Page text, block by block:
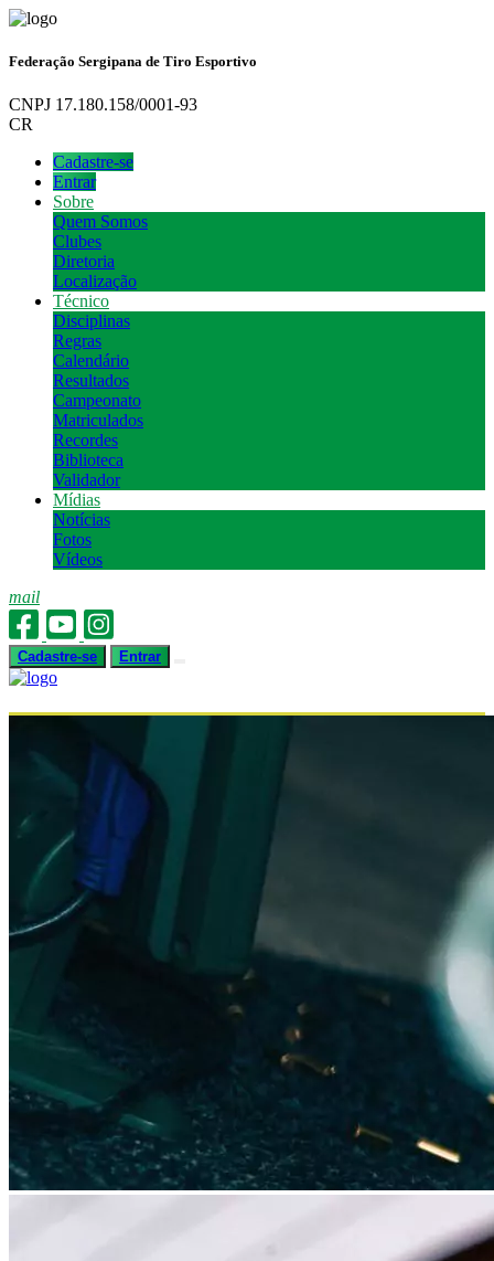
Federação Sergipana de Tiro Esportivo
CNPJ 17.180.158/0001-93
CR
Cadastre-se
Entrar
Sobre
Quem Somos
Clubes
Diretoria
Localização
Técnico
Disciplinas
Regras
Calendário
Resultados
Campeonato
Matriculados
Recordes
Biblioteca
Validador
Mídias
Notícias
Fotos
Vídeos
mail
Cadastre-se Entrar